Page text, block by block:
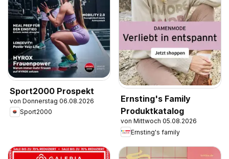
Sport2000 Prospekt
von Donnerstag 06.08.2026
Sport2000
Ernsting's Family
Produktkatalog
von Mittwoch 05.08.2026
Ernsting's family